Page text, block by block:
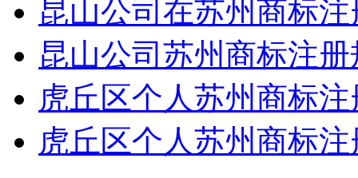
昆山公司在苏州商标
昆山公司苏州商标注
虎丘区个人苏州商标
虎丘区个人苏州商标